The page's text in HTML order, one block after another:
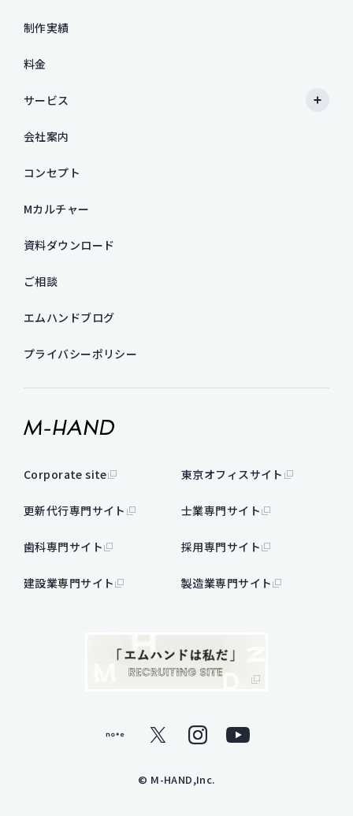
制作実績
料金
サービス
会社案内
コンセプト
Mカルチャー
資料ダウンロード
ご相談
エムハンドブログ
プライバシーポリシー
Corporate site 東京オフィスサイト
更新代行専門サイト 士業専門サイト
歯科専門サイト 採用専門サイト
建設業専門サイト 製造業専門サイト
note
© M-HAND,Inc.